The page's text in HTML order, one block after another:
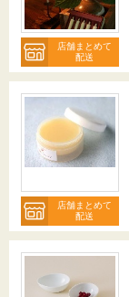
店舗まとめて
配送
店舗まとめて
配送